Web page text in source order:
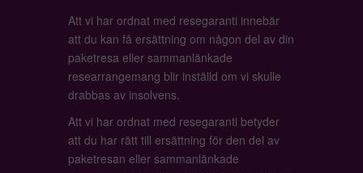
Att vi har ordnat med resegaranti innebär
att du kan få ersättning om någon del av din
paketresa eller sammanlänkade
researrangemang blir inställd om vi skulle
drabbas av insolvens.
Att vi har ordnat med resegaranti betyder
att du har rätt till ersättning för den del av
paketresan eller sammanlänkade